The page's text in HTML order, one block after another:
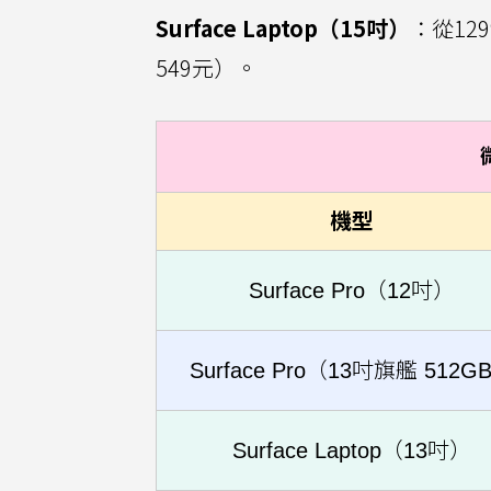
Surface Laptop（15吋）
：從
549元）。
機型
Surface Pro（12吋）
Surface Pro（13吋旗艦
Surface Laptop（13吋）